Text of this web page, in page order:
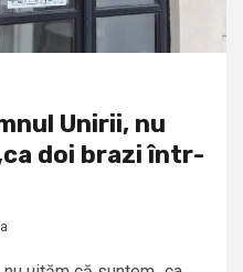
Unirii, nu
doi brazi într-